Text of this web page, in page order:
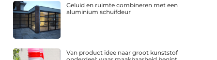
Geluid en ruimte combineren met een
aluminium schuifdeur
Van product idee naar groot kunststof